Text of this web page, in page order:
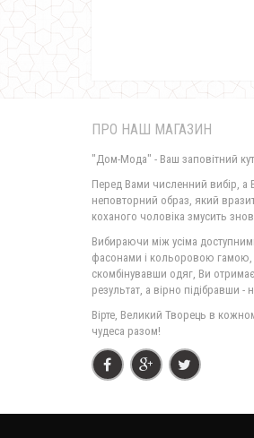
ПРО НАШ МАГАЗИН
"Дом-Мода" - Ваш заповітний
Перед Вами численний вибір, а
неповторний образ, який
коханого чоловіка змусить
Вибираючи між усіма
фасонами і кольоровою гамою,
скомбінувавши одяг, Ви
результат, а вірно підібравши -
Вірте, Великий Творець в
чудеса разом!